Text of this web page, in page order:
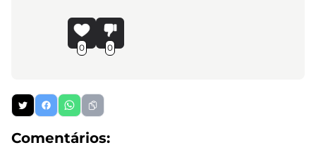
0 0
Comentários: